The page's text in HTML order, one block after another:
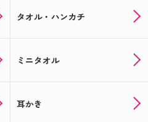
タオル・ハンカチ
ミニタオル
耳かき